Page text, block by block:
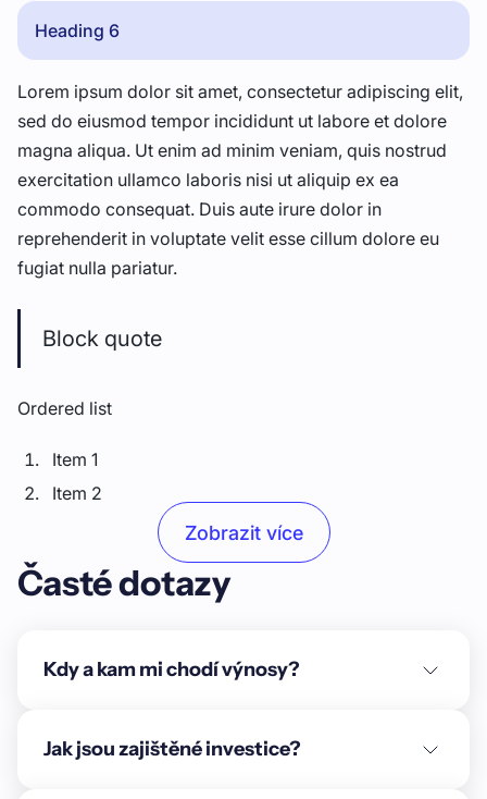
Heading 6
Lorem ipsum dolor sit amet, consectetur adipiscing elit,
sed do eiusmod tempor incididunt ut labore et dolore
magna aliqua. Ut enim ad minim veniam, quis nostrud
exercitation ullamco laboris nisi ut aliquip ex ea
commodo consequat. Duis aute irure dolor in
reprehenderit in voluptate velit esse cillum dolore eu
fugiat nulla pariatur.
Block quote
Ordered list
Item 1
Item 2
Unordered list
Item B
Text link
Zobrazit více
Časté dotazy
Kdy a kam mi chodí výnosy?
Jak jsou zajištěné investice?